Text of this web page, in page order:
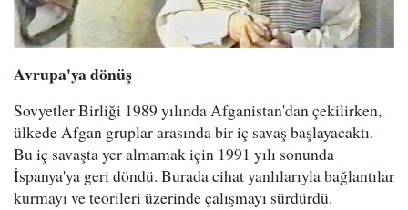
Avrupa'ya dönüş
Sovyetler Birliği 1989 yılında Afganistan'dan çekilirken,
ülkede Afgan gruplar arasında bir iç savaş başlayacaktı.
Bu iç savaşta yer almamak için 1991 yılı sonunda
İspanya'ya geri döndü. Burada cihat yanlılarıyla bağlantılar
kurmayı ve teorileri üzerinde çalışmayı sürdürdü.